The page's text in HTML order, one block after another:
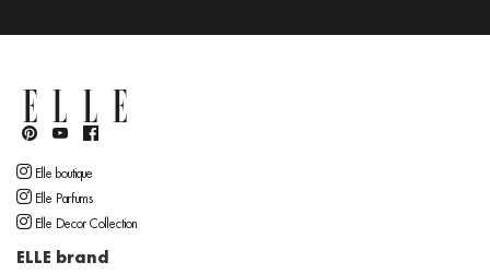
Elle boutique
Elle Parfums
Elle Decor Collection
ELLE brand